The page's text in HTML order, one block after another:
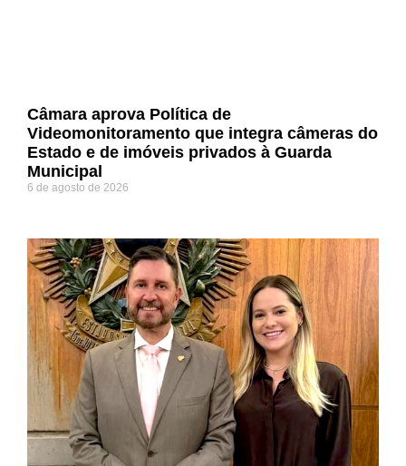
Câmara aprova Política de
Videomonitoramento que integra câmeras do
Estado e de imóveis privados à Guarda
Municipal
6 de agosto de 2026